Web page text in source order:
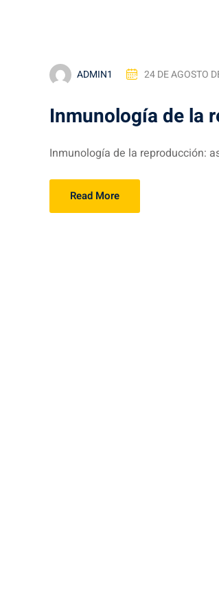
ADMIN1 24 DE AGOSTO
Inmunología de la
Inmunología de la reproducción:
Read More